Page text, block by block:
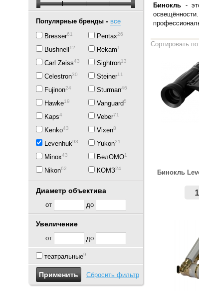
Популярные бренды - все
Bresser61
Bushnell12
Carl Zeiss43
Celestron30
Fujinon24
Hawke19
Kaps4
Kenko43
Levenhuk93
Minox43
Nikon62
Pentax26
Rekam1
Sightron13
Steiner11
Sturman46
Vanguard5
Veber71
Vixen8
Yukon21
БелОМО1
КОМЗ24
Диаметр объектива
от до
Увеличение
от до
театральные9
Сбросить фильтр
Бинокль -
Сортировать по:
Бинокль